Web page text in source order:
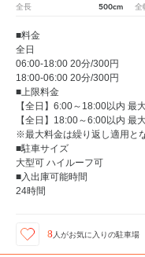
全長 500cm 全
■料金
全日
06:00-18:00 20分/300円
18:00-06:00 20分/300円
■上限料金
【全日】6:00～18:00以内 最
【全日】18:00～6:00以内 最
※最大料金は繰り返し適用と
■駐車サイズ
大型可 ハイルーフ可
■入出庫可能時間
24時間
8 人がお気に入りの駐車場